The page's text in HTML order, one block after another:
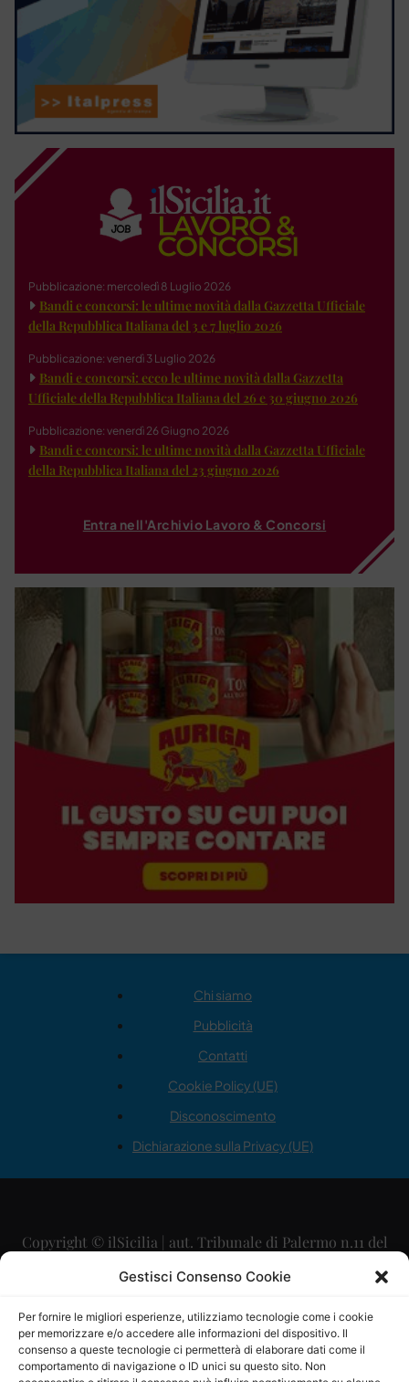
Gestisci Consenso Cookie
Per fornire le migliori esperienze, utilizziamo tecnologie come i cookie
per memorizzare e/o accedere alle informazioni del dispositivo. Il
consenso a queste tecnologie ci permetterà di elaborare dati come il
comportamento di navigazione o ID unici su questo sito. Non
Pubblicazione: mercoledì 8 Luglio 2026
Bandi e concorsi: le ultime novità dalla Gazzetta Ufficiale
della Repubblica Italiana del 3 e 7 luglio 2026
Pubblicazione: venerdì 3 Luglio 2026
Bandi e concorsi: ecco le ultime novità dalla Gazzetta
Ufficiale della Repubblica Italiana del 26 e 30 giugno 2026
Pubblicazione: venerdì 26 Giugno 2026
Bandi e concorsi: le ultime novità dalla Gazzetta Ufficiale
della Repubblica Italiana del 23 giugno 2026
Entra nell'Archivio Lavoro & Concorsi
Chi siamo
Pubblicità
Contatti
Cookie Policy (UE)
Disconoscimento
Dichiarazione sulla Privacy (UE)
Copyright © ilSicilia | aut. Tribunale di Palermo n.11 del
29/09/2015
Direttore Editoriale: Maurizio Scaglione